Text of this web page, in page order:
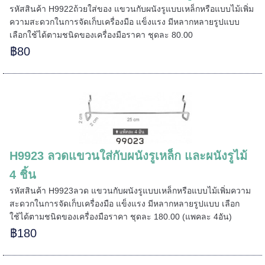
รหัสสินค้า H9922ถ้วยใส่ของ แขวนกับผนังรูแบบเหล็กหรือแบบไม้เพิ่ม
ความสะดวกในการจัดเก็บเครื่องมือ แข็งแรง มีหลากหลายรูปแบบ
เลือกใช้ได้ตามชนิดของเครื่องมือราคา ชุดละ 80.00
฿80
H9923 ลวดแขวนใส่กับผนังรูเหล็ก และผนังรูไม้
4 ชิ้น
รหัสสินค้า H9923ลวด แขวนกับผนังรูแบบเหล็กหรือแบบไม้เพิ่มความ
สะดวกในการจัดเก็บเครื่องมือ แข็งแรง มีหลากหลายรูปแบบ เลือก
ใช้ได้ตามชนิดของเครื่องมือราคา ชุดละ 180.00 (แพคละ 4อัน)
฿180